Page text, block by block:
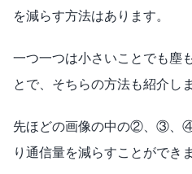
を減らす方法はあります。
一つ一つは小さいことでも塵
とで、そちらの方法も紹介しま
先ほどの画像の中の②、③、④
り通信量を減らすことができ